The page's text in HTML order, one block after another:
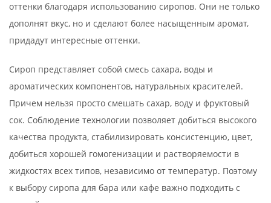
оттенки благодаря использованию сиропов. Они не только
дополнят вкус, но и сделают более насыщенным аромат,
придадут интересные оттенки.
Сироп представляет собой смесь сахара, воды и
ароматических компонентов, натуральных красителей.
Причем нельзя просто смешать сахар, воду и фруктовый
сок. Соблюдение технологии позволяет добиться высокого
качества продукта, стабилизировать консистенцию, цвет,
добиться хорошей гомогенизации и растворяемости в
жидкостях всех типов, независимо от температур. Поэтому
к выбору сиропа для бара или кафе важно подходить с